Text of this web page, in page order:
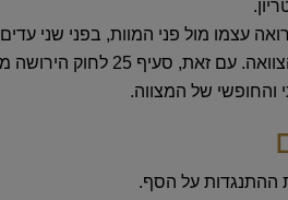
עצמו מול פני המוות, בפני שני
פגם צורני, כמו היעדר חתימה, תאריך
והחופשי של המצווה.
ההתנגדות על הסף.